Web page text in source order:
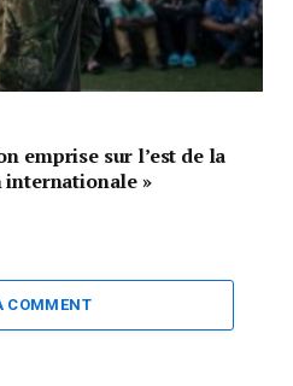
emprise sur l’est de la
internationale »
COMMENT